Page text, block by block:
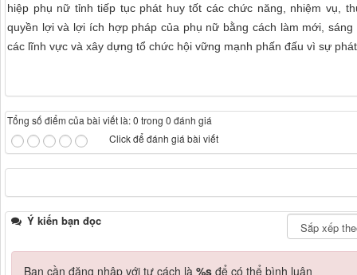
hiệp phụ nữ tỉnh tiếp tục phát huy tốt các chức năng, nhiệm vụ,
quyền lợi và lợi ích hợp pháp của phụ nữ bằng cách làm mới,
các lĩnh vực và xây dựng tổ chức hội vững mạnh phấn đấu vì sự
Tổng số điểm của bài viết là: 0 trong 0 đánh giá
Click để đánh giá bài viết
Ý kiến bạn đọc
Bạn cần đăng nhập với tư cách là %s để có thể bình luận